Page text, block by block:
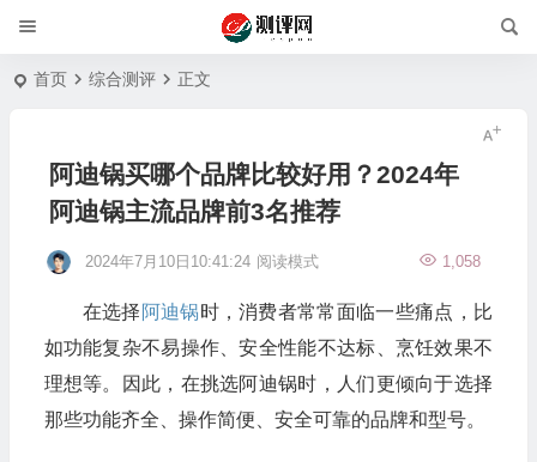
首页 综合测评 正文
阿迪锅买哪个品牌比较好用？2024年
阿迪锅主流品牌前3名推荐
2024年7月10日10:41:24 1,058
阅读模式
在选择 阿迪锅时，消费者常常面临一些痛点，比
如功能复杂不易操作、安全性能不达标、烹饪效果不
理想等。因此，在挑选阿迪锅时，人们更倾向于选择
那些功能齐全、操作简便、安全可靠的品牌和型号。